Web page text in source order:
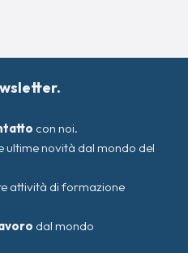
con noi.
ultime novità dal mondo del
attività di formazione
dal mondo